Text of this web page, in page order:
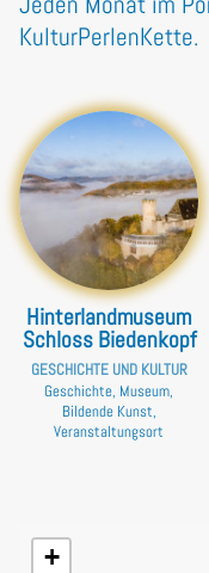
KulturPerlenKette.
Hinterlandmuseum
Schloss Biedenkopf
GESCHICHTE UND KULTUR
Geschichte, Museum,
Bildende Kunst,
Veranstaltungsort
+